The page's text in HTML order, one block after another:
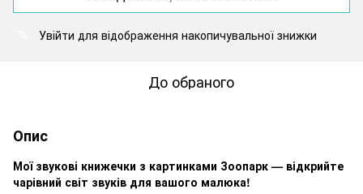
Увійти для відображення накопичувальної знижки
До обраного
Опис
Мої звукові книжечки з картинками Зоопарк — відкрийте
чарівний світ звуків для вашого малюка!